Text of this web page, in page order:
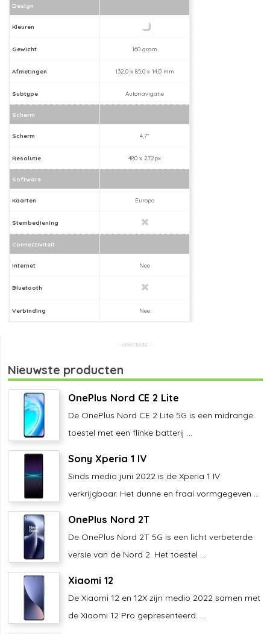
Design
Kleuren
Gewicht 160 gram
Afmetingen 132,0 x 85,0 x 14,0 mm
Subtype Autonavigatie
Scherm
Scherm 4,7"
Resolutie 480 x 272px
Software
Kaarten Europa
Stembediening
Connectiviteit
Internet Nee
Bluetooth
Verbinding Nee
Nieuwste producten
OnePlus Nord CE 2 Lite
De OnePlus Nord CE 2 Lite 5G is een midrange
toestel met een flinke batterij ...
Sony Xperia 1 IV
Sinds medio juni 2022 is de Xperia 1 IV
verkrijgbaar. Het dunne en fraai vormgegeven ...
OnePlus Nord 2T
De OnePlus Nord 2T 5G is een licht verbeterde
versie van de Nord 2. Het toestel ...
Xiaomi 12
De Xiaomi 12 en 12X zijn medio 2022 samen met
de Xiaomi 12 Pro gepresenteerd. ...